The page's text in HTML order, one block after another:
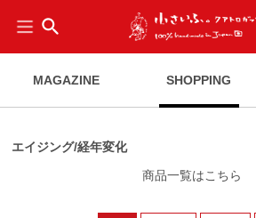
search
MAGAZINE SHOPPING
エイジング/経年変化
商品一覧はこちら